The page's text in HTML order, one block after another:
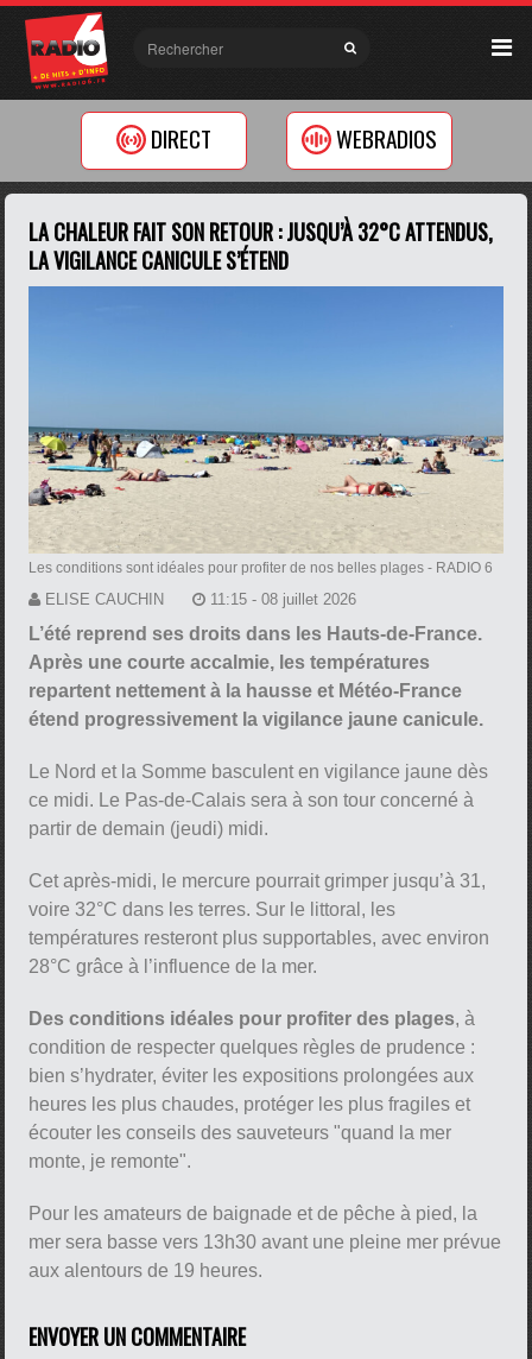
DIRECT WEBRADIOS
LA CHALEUR FAIT SON RETOUR : JUSQU’À 32°C ATTENDUS,
LA VIGILANCE CANICULE S’ÉTEND
Les conditions sont idéales pour profiter de nos belles plages - RADIO 6
ELISE CAUCHIN 11:15 - 08 juillet 2026
L’été reprend ses droits dans les Hauts-de-France.
Après une courte accalmie, les températures
repartent nettement à la hausse et Météo-France
étend progressivement la vigilance jaune canicule.
Le Nord et la Somme basculent en vigilance jaune dès
ce midi. Le Pas-de-Calais sera à son tour concerné à
partir de demain (jeudi) midi.
Cet après-midi, le mercure pourrait grimper jusqu’à 31,
voire 32°C dans les terres. Sur le littoral, les
températures resteront plus supportables, avec environ
28°C grâce à l’influence de la mer.
Des conditions idéales pour profiter des plages, à
condition de respecter quelques règles de prudence :
bien s’hydrater, éviter les expositions prolongées aux
heures les plus chaudes, protéger les plus fragiles et
écouter les conseils des sauveteurs "quand la mer
monte, je remonte".
Pour les amateurs de baignade et de pêche à pied, la
mer sera basse vers 13h30 avant une pleine mer prévue
aux alentours de 19 heures.
ENVOYER UN COMMENTAIRE